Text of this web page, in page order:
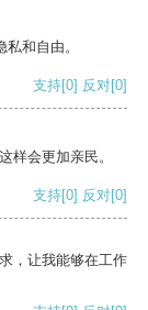
和自由。
支持[0] 反对[0]
样会更加亲民。
支持[0] 反对[0]
，让我能够在工作